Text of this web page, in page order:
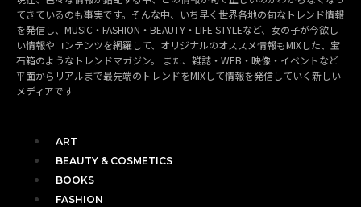
てきているのも事実です。そんな中、いち早く世界各地の旬なトレンド情報
を発信し、MUSIC・FASHION・BEAUTY・LIFE STYLEなど、女の子が今欲し
い情報やコンテンツを網羅して、オリジナルのオススメ情報もMIXした、宝
石箱のようなトレンドマガジン。 また、雑誌・WEB・映像・イベントなど
平面からリアルまで最先端のトレンドをMIXして情報を発信していく新しい
メディアです
ART
BEAUTY & COSMETICS
BOOKS
FASHION